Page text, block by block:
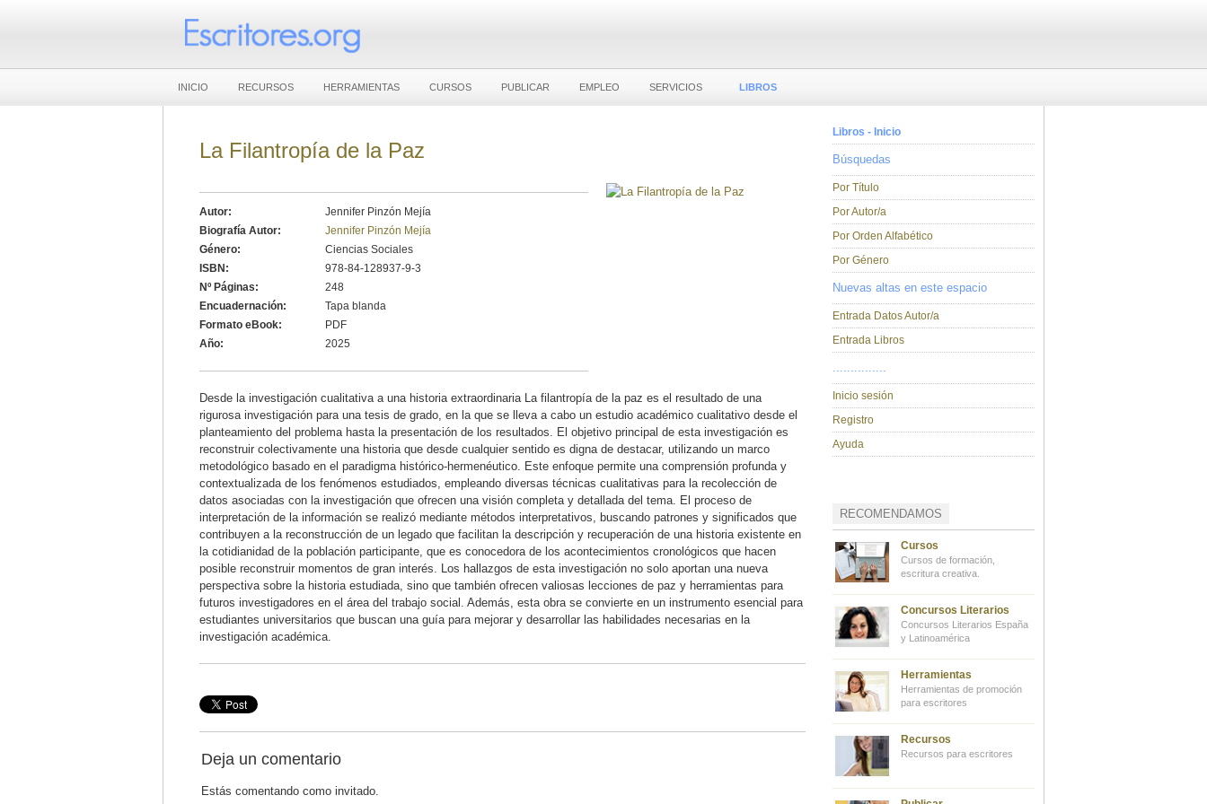
INICIO RECURSOS HERRAMIENTAS CURSOS PUBLICAR EMPLEO SERVICIOS LIBROS
La Filantropía de la Paz
Autor:
Jennifer Pinzón Mejía
Biografía Autor:
Jennifer Pinzón Mejía
Género:
Ciencias Sociales
ISBN:
978-84-128937-9-3
Nº Páginas:
248
Encuadernación:
Tapa blanda
Formato eBook:
PDF
Año:
2025
Desde la investigación cualitativa a una historia extraordinaria La filantropía de la paz es el resultado de una
rigurosa investigación para una tesis de grado, en la que se lleva a cabo un estudio académico cualitativo desde el
planteamiento del problema hasta la presentación de los resultados. El objetivo principal de esta investigación es
reconstruir colectivamente una historia que desde cualquier sentido es digna de destacar, utilizando un marco
metodológico basado en el paradigma histórico-hermenéutico. Este enfoque permite una comprensión profunda y
contextualizada de los fenómenos estudiados, empleando diversas técnicas cualitativas para la recolección de
datos asociadas con la investigación que ofrecen una visión completa y detallada del tema. El proceso de
interpretación de la información se realizó mediante métodos interpretativos, buscando patrones y significados que
contribuyen a la reconstrucción de un legado que facilitan la descripción y recuperación de una historia existente en
la cotidianidad de la población participante, que es conocedora de los acontecimientos cronológicos que hacen
posible reconstruir momentos de gran interés. Los hallazgos de esta investigación no solo aportan una nueva
perspectiva sobre la historia estudiada, sino que también ofrecen valiosas lecciones de paz y herramientas para
futuros investigadores en el área del trabajo social. Además, esta obra se convierte en un instrumento esencial para
estudiantes universitarios que buscan una guía para mejorar y desarrollar las habilidades necesarias en la
investigación académica.
Deja un comentario
Estás comentando como invitado.
Libros - Inicio
Búsquedas
Por Título
Por Autor/a
Por Orden Alfabético
Por Género
Nuevas altas en este espacio
Entrada Datos Autor/a
Entrada Libros
...............
Inicio sesión
Registro
Ayuda
RECOMENDAMOS
Cursos
Cursos de formación,
escritura creativa.
Concursos Literarios
Concursos Literarios España
y Latinoamérica
Herramientas
Herramientas de promoción
para escritores
Recursos
Recursos para escritores